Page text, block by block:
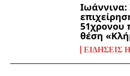
Ιωάννινα:
51χρονου
θέση
ΕΙΔΉΣΕΙΣ